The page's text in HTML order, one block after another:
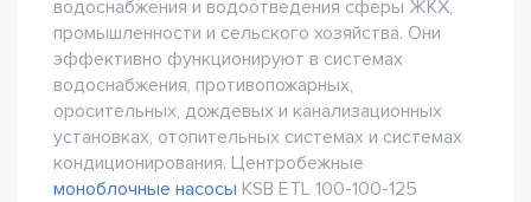
водоснабжения и водоотведения сферы ЖКХ,
промышленности и сельского хозяйства. Они
эффективно функционируют в системах
водоснабжения, противопожарных,
оросительных, дождевых и канализационных
установках, отопительных системах и системах
кондиционирования. Центробежные
моноблочные насосы KSB ETL 100-100-125